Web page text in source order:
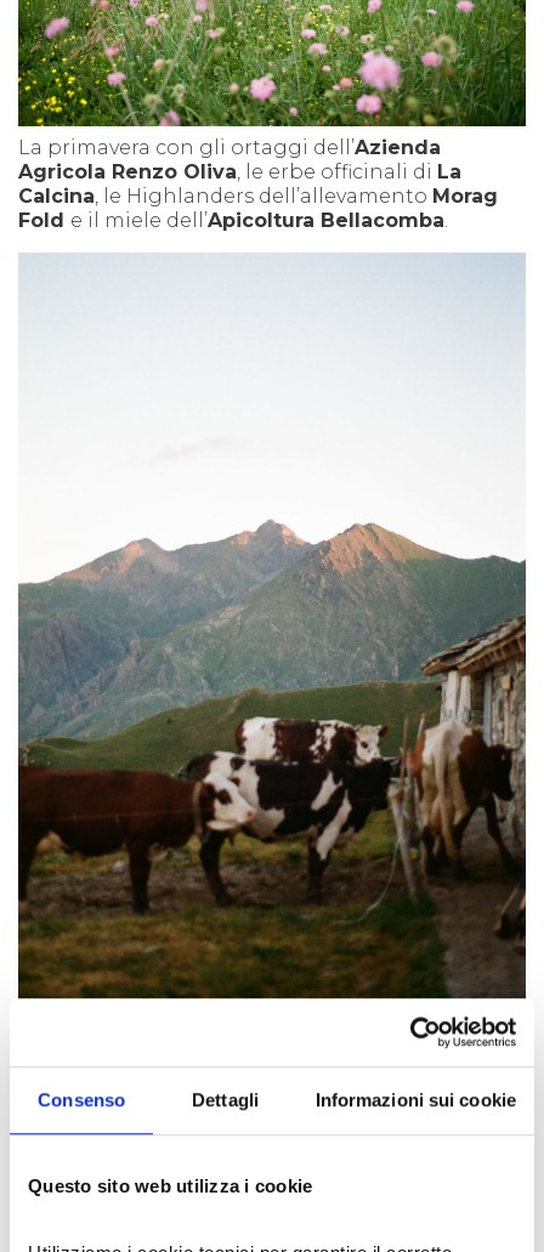
Consenso Dettagli Informazioni sui cookie
Questo sito web utilizza i cookie
La primavera con gli ortaggi dell’Azienda
Agricola Renzo Oliva, le erbe officinali di La
Calcina, le Highlanders dell’allevamento Morag
Fold e il miele dell’Apicoltura Bellacomba.